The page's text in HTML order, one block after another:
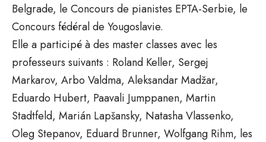
Belgrade, le Concours de pianistes EPTA-Serbie, le
Concours fédéral de Yougoslavie.
Elle a participé à des master classes avec les
professeurs suivants : Roland Keller, Sergej
Markarov, Arbo Valdma, Aleksandar Madžar,
Eduardo Hubert, Paavali Jumppanen, Martin
Stadtfeld, Marián Lapšansky, Natasha Vlassenko,
Oleg Stepanov, Eduard Brunner, Wolfgang Rihm, les